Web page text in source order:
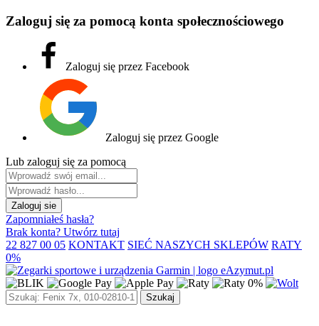
Zaloguj się za pomocą konta społecznościowego
Zaloguj się przez Facebook
Zaloguj się przez Google
Lub zaloguj się za pomocą
Zaloguj sie
Zapomniałeś hasła?
Brak konta? Utwórz tutaj
22 827 00 05 KONTAKT SIEĆ NASZYCH SKLEPÓW RATY
0%
Szukaj